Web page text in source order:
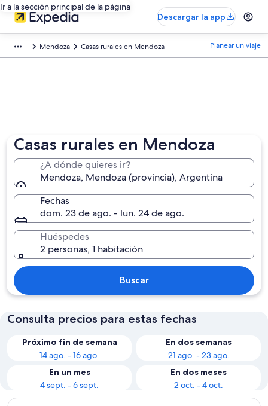
Ir a la sección principal de la página
Descargar la app
Mendoza Casas rurales en Mendoza Planear un viaje
Casas rurales en Mendoza
¿A dónde quieres ir?
Mendoza, Mendoza (provincia), Argentina
Fechas
dom. 23 de ago. - lun. 24 de ago.
Huéspedes
2 personas, 1 habitación
Buscar
Consulta precios para estas fechas
Próximo fin de semana
14 ago. - 16 ago.
En dos semanas
21 ago. - 23 ago.
En un mes
4 sept. - 6 sept.
En dos meses
2 oct. - 4 oct.